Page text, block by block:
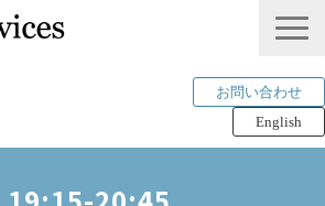
お問い合わせ
English